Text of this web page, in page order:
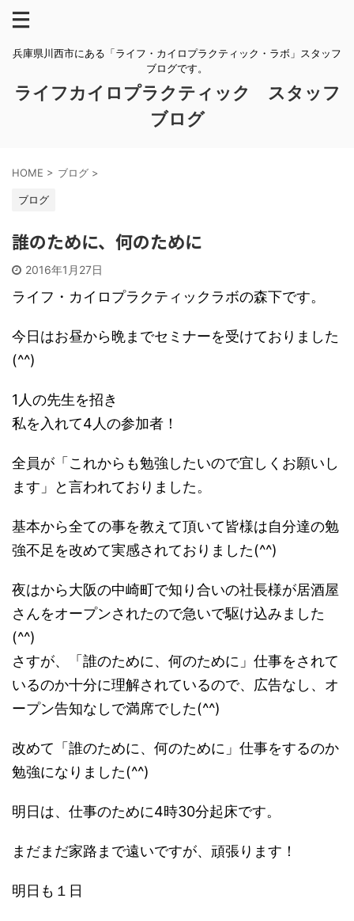
兵庫県川西市にある「ライフ・カイロプラクティック・ラボ」スタッフ
ブログです。
ライフカイロプラクティック スタッフ
ブログ
HOME > ブログ >
ブログ
誰のために、何のために
2016年1月27日
ライフ・カイロプラクティックラボの森下です。
今日はお昼から晩までセミナーを受けておりました
(^^)
1人の先生を招き
私を入れて4人の参加者！
全員が「これからも勉強したいので宜しくお願いし
ます」と言われておりました。
基本から全ての事を教えて頂いて皆様は自分達の勉
強不足を改めて実感されておりました(^^)
夜はから大阪の中崎町で知り合いの社長様が居酒屋
さんをオープンされたので急いで駆け込みました
(^^)
さすが、「誰のために、何のために」仕事をされて
いるのか十分に理解されているので、広告なし、オ
ープン告知なしで満席でした(^^)
改めて「誰のために、何のために」仕事をするのか
勉強になりました(^^)
明日は、仕事のために4時30分起床です。
まだまだ家路まで遠いですが、頑張ります！
明日も１日